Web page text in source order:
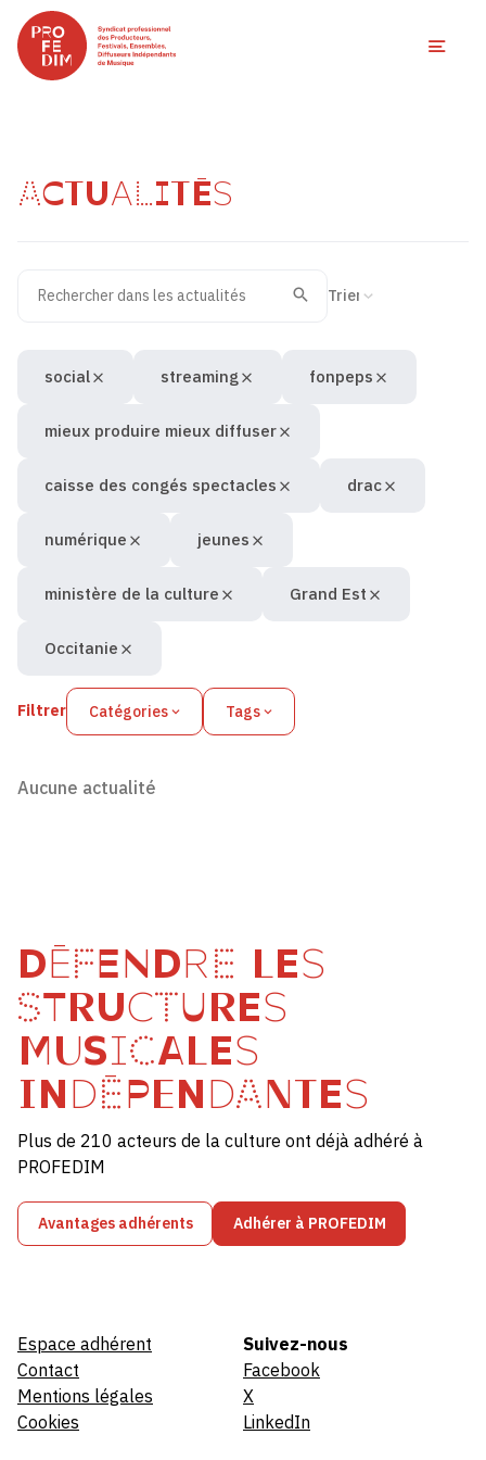
ACTUALITÉS
Recherche
Valider
Filtrer Catégories Tags
social streaming fonpeps
mieux produire mieux diffuser
caisse des congés spectacles drac
numérique jeunes
ministère de la culture Grand Est
Occitanie
Aucune actualité
DÉFENDRE LES
STRUCTURES
MUSICALES
INDÉPENDANTES
Plus de 210 acteurs de la culture ont déjà adhéré à
PROFEDIM
Avantages adhérents Adhérer à PROFEDIM
Espace adhérent
Contact
Mentions légales
Cookies
Suivez-nous
Facebook
X
LinkedIn